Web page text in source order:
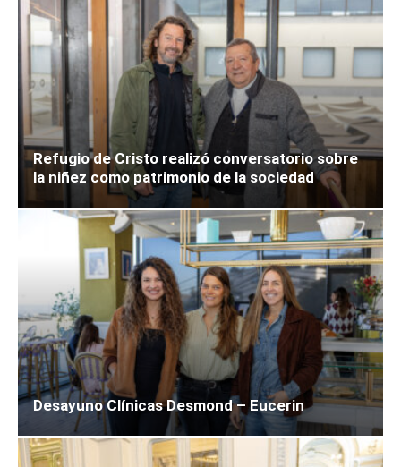
Refugio de Cristo realizó conversatorio sobre
la niñez como patrimonio de la sociedad
Desayuno Clínicas Desmond – Eucerin